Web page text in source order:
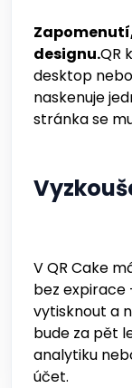
designu.QR
desktop
naskenuje
stránka se
V QR Cake
bez expirace
vytisknout a
bude za pět
analytiku
účet.